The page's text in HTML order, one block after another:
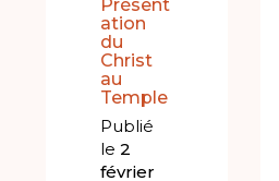
Présent
ation
du
Christ
au
Temple
Publié
le2
février